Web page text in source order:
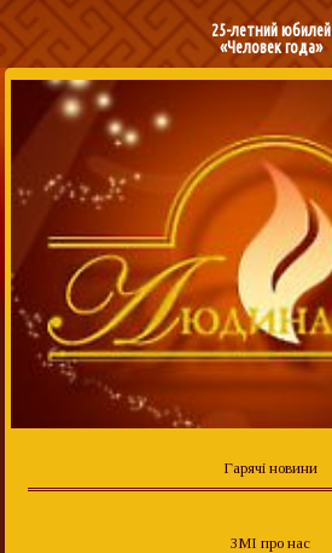
25-летний юбилей
«Человек года»
Гарячі новини
ЗМІ про нас